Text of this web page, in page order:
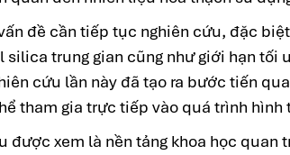
đề cần tiếp tục nghiên cứu, đặc
silica trung gian cũng như giới hạn tối
cứu lần này đã tạo ra bước tiến
tham gia trực tiếp vào quá trình
được xem là nền tảng khoa học quan